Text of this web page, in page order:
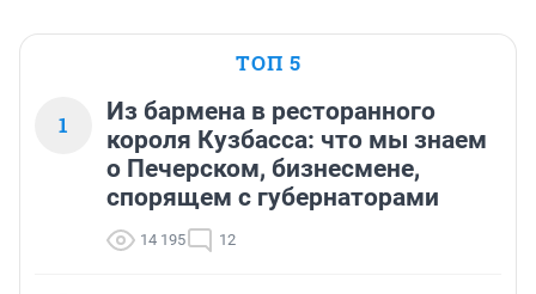
ТОП 5
1
Из бармена в ресторанного
короля Кузбасса: что мы знаем
о Печерском, бизнесмене,
спорящем с губернаторами
14 195 12